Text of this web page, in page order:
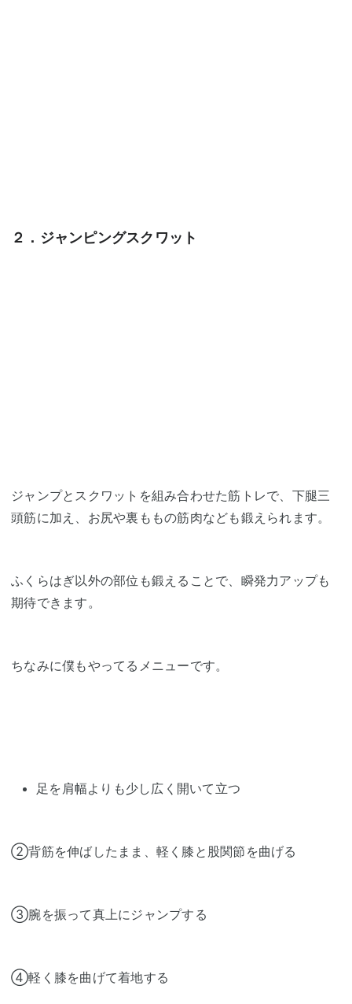
２．ジャンピングスクワット
ジャンプとスクワットを組み合わせた筋トレで、下腿三
頭筋に加え、お尻や裏ももの筋肉なども鍛えられます。
ふくらはぎ以外の部位も鍛えることで、瞬発力アップも
期待できます。
ちなみに僕もやってるメニューです。
足を肩幅よりも少し広く開いて立つ
②背筋を伸ばしたまま、軽く膝と股関節を曲げる
③腕を振って真上にジャンプする
④軽く膝を曲げて着地する